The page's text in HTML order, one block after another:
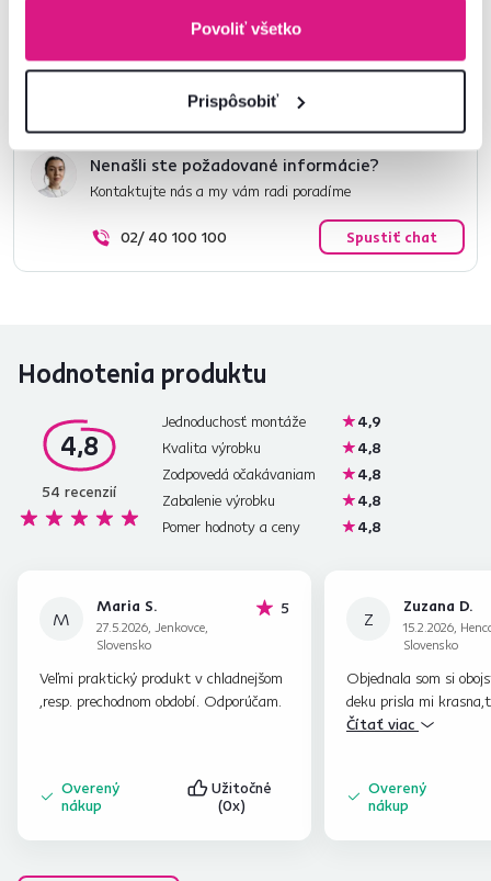
Povoliť všetko
Prispôsobiť
Montážny návod
Nenašli ste požadované informácie?
Kontaktujte nás a my vám radi poradíme
02/ 40 100 100 Spustiť chat
Hodnotenia produktu
4,8
54 recenzií
Jednoduchosť montáže
4,9
Kvalita výrobku
4,8
Zodpovedá očakávaniam
4,8
Zabalenie výrobku
4,8
Pomer hodnoty a ceny
4,8
M
Maria S.
27.5.2026, Jenkovce,
Slovensko
5hviezdičiek
Veľmi praktický produkt v chladnejšom
,resp. prechodnom období. Odporúčam.
Overený
nákup
Užitočné
(0x)
Z
Zuzana D.
15.2.2026,
Slovensko
Objednala som si
deku prisla mi
material dakujem ..
Čítať viac
Overený
nákup